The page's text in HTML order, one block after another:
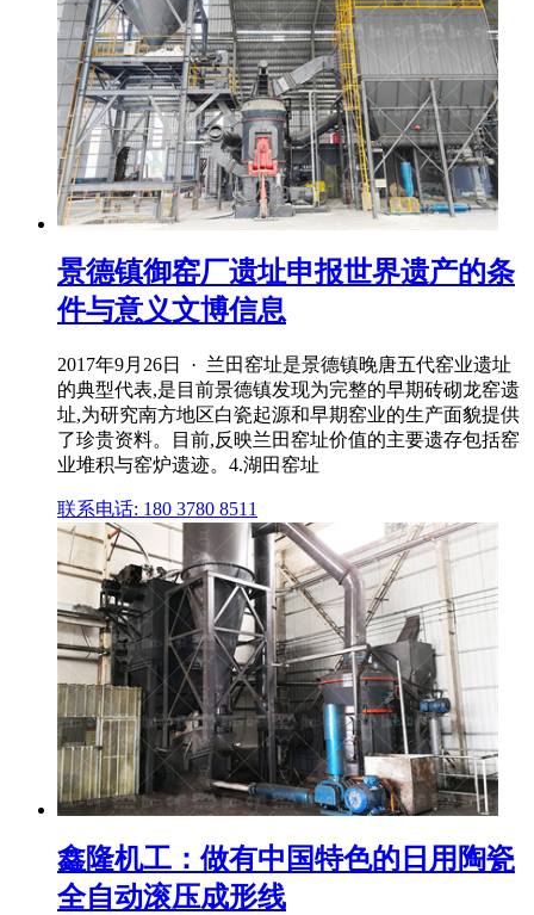
景德镇御窑厂遗址申报世界遗产的条
件与意义文博信息
2017年9月26日 · 兰田窑址是景德镇晚唐五代窑业遗址
的典型代表,是目前景德镇发现为完整的早期砖砌龙窑遗
址,为研究南方地区白瓷起源和早期窑业的生产面貌提供
了珍贵资料。目前,反映兰田窑址价值的主要遗存包括窑
业堆积与窑炉遗迹。4.湖田窑址
联系电话: 180 3780 8511
鑫隆机工：做有中国特色的日用陶瓷
全自动滚压成形线